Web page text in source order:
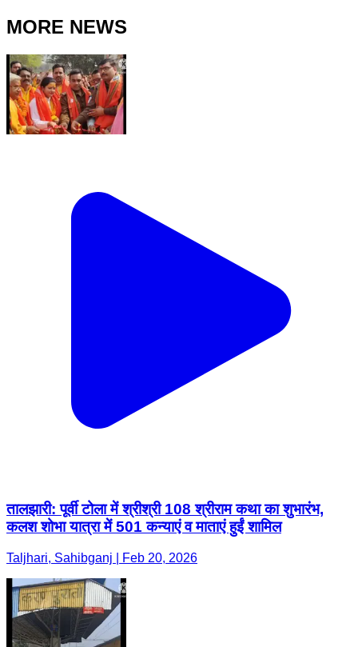
MORE NEWS
तालझारी: पूर्वी टोला में श्रीश्री 108 श्रीराम कथा का शुभारंभ,
कलश शोभा यात्रा में 501 कन्याएं व माताएं हुईं शामिल
Taljhari, Sahibganj | Feb 20, 2026